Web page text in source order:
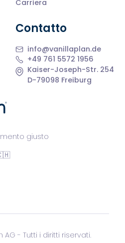
®
giusto
Carriera
Contatto
info@vanillaplan.de
+49 761 5572 1956
Kaiser-Joseph-Str. 254
D-79098 Freiburg
AG - Tutti i diritti riservati.